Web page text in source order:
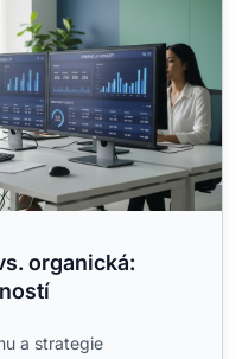
organická:
a strategie